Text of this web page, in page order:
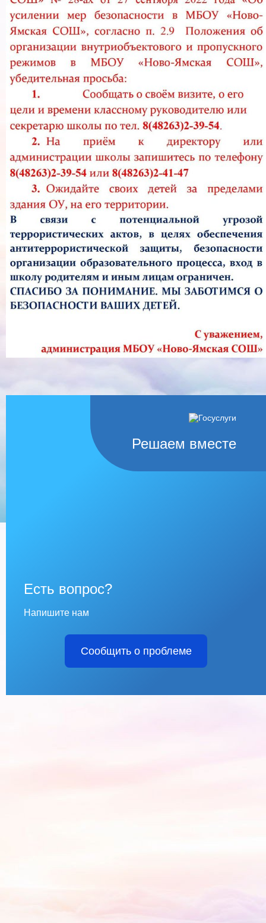
Решаем вместе
Есть вопрос?
Напишите нам
Сообщить о проблеме